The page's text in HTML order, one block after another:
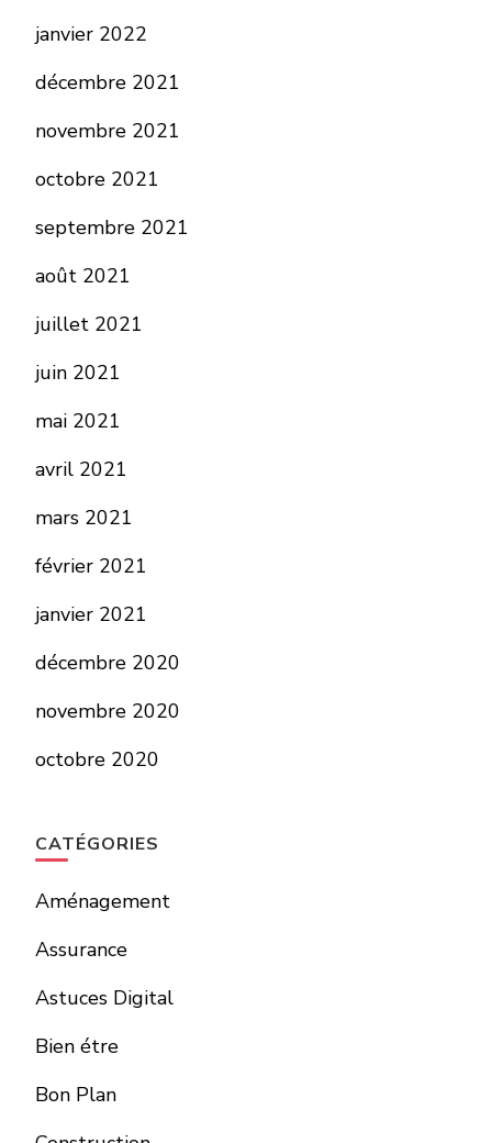
janvier 2022
décembre 2021
novembre 2021
octobre 2021
septembre 2021
août 2021
juillet 2021
juin 2021
mai 2021
avril 2021
mars 2021
février 2021
janvier 2021
décembre 2020
novembre 2020
octobre 2020
CATÉGORIES
Aménagement
Assurance
Astuces Digital
Bien étre
Bon Plan